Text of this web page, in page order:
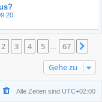
1von 67
2 3 4 5 67
Gehe zu
Alle Zeiten sind UTC+02:00